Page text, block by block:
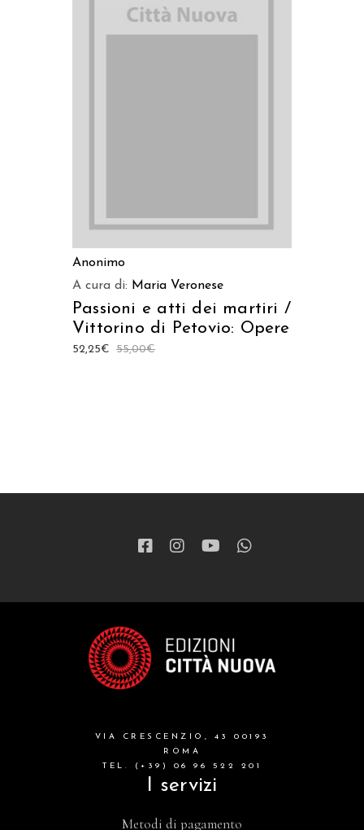
Anonimo
A cura di: Maria Veronese
Passioni e atti dei martiri /
Vittorino di Petovio: Opere
55,00€
52,25€
VIA CRESCENZIO, 43 00193
ROMA
TEL. (+39) 06 96 522 201
I servizi
Metodi di pagamento